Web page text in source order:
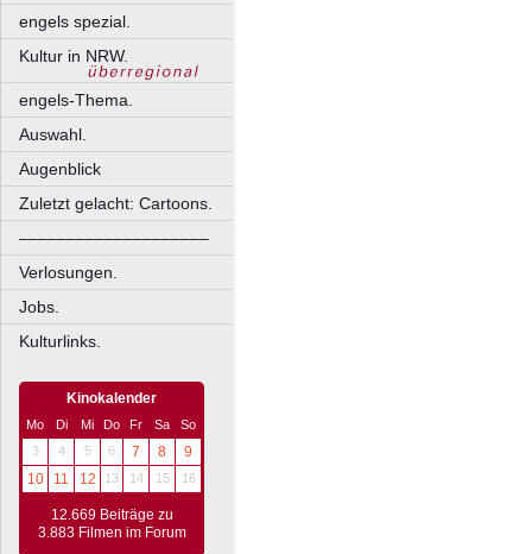
engels spezial.
Kultur in NRW.
engels-Thema.
Auswahl.
Augenblick
Zuletzt gelacht: Cartoons.
––––––––––––––––––––
Verlosungen.
Jobs.
Kulturlinks.
Kinokalender
Mo Di Mi Do Fr Sa
So
3
4 5 6 7 8
9
10
11 12 13 14 15 16
12.669 Beiträge zu
3.883 Filmen im Forum